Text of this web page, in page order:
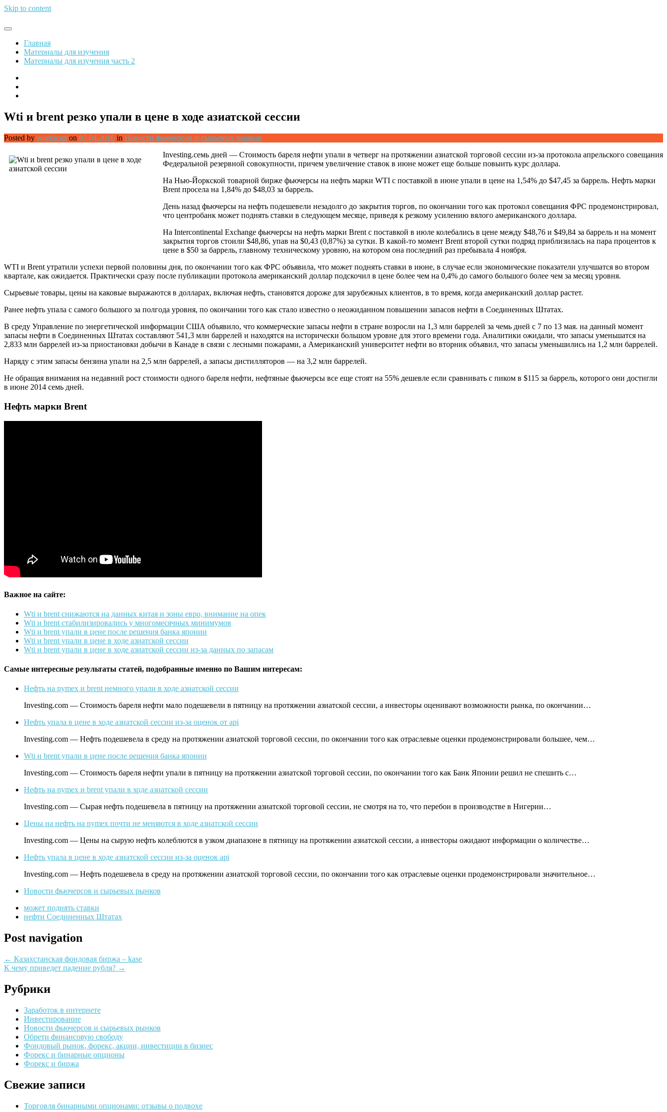
Skip to content
Обрети финансовую свободу
Главная
Материалы для изучения
Материалы для изучения часть 2
Wti и brent резко упали в цене в ходе азиатской сессии
Posted by workscan on 07.04.2016 in Новости фьючерсов и сырьевых рынков
Investing.семь дней — Стоимость бареля нефти упали в четверг на протяжении азиатской торговой сессии из-за протокола апрельского совещания
Федеральной резервной совокупности, причем увеличение ставок в июне может еще больше повыить курс доллара.
На Нью-Йоркской товарной бирже фьючерсы на нефть марки WTI с поставкой в июне упали в цене на 1,54% до $47,45 за баррель. Нефть марки
Brent просела на 1,84% до $48,03 за баррель.
День назад фьючерсы на нефть подешевели незадолго до закрытия торгов, по окончании того как протокол совещания ФРС продемонстрировал,
что центробанк может поднять ставки в следующем месяце, приведя к резкому усилению вялого американского доллара.
На Intercontinental Exchange фьючерсы на нефть марки Brent с поставкой в июле колебались в цене между $48,76 и $49,84 за баррель и на момент
закрытия торгов стоили $48,86, упав на $0,43 (0,87%) за сутки. В какой-то момент Brent второй сутки подряд приблизилась на пара процентов к
цене в $50 за баррель, главному техническому уровню, на котором она последний раз пребывала 4 ноября.
WTI и Brent утратили успехи первой половины дня, по окончании того как ФРС объявила, что может поднять ставки в июне, в случае если экономические показатели улучшатся во втором
квартале, как ожидается. Практически сразу после публикации протокола американский доллар подскочил в цене более чем на 0,4% до самого большого более чем за месяц уровня.
Сырьевые товары, цены на каковые выражаются в долларах, включая нефть, становятся дороже для зарубежных клиентов, в то время, когда американский доллар растет.
Ранее нефть упала с самого большого за полгода уровня, по окончании того как стало известно о неожиданном повышении запасов нефти в Соединенных Штатах.
В среду Управление по энергетической информации США объявило, что коммерческие запасы нефти в стране возросли на 1,3 млн баррелей за чемь дней с 7 по 13 мая. на данный момент
запасы нефти в Соединенных Штатах составляют 541,3 млн баррелей и находятся на исторически большом уровне для этого времени года. Аналитики ожидали, что запасы уменьшатся на
2,833 млн баррелей из-за приостановки добычи в Канаде в связи с лесными пожарами, а Американский университет нефти во вторник объявил, что запасы уменьшились на 1,2 млн баррелей.
Наряду с этим запасы бензина упали на 2,5 млн баррелей, а запасы дистилляторов — на 3,2 млн баррелей.
Не обращая внимания на недавний рост стоимости одного бареля нефти, нефтяные фьючерсы все еще стоят на 55% дешевле если сравнивать с пиком в $115 за баррель, которого они достигли
в июне 2014 семь дней.
Нефть марки Brent
Важное на сайте:
Wti и brent снижаются на данных китая и зоны евро, внимание на опек
Wti и brent стабилизировались у многомесячных минимумов
Wti и brent упали в цене после решения банка японии
Wti и brent упали в цене в ходе азиатской сессии
Wti и brent упали в цене в ходе азиатской сессии из-за данных по запасам
Самые интересные результаты статей, подобранные именно по Вашим интересам:
Нефть на nymex и brent немного упали в ходе азиатской сессии
Investing.com — Стоимость бареля нефти мало подешевели в пятницу на протяжении азиатской сессии, а инвесторы оценивают возможности рынка, по окончании…
Нефть упала в цене в ходе азиатской сессии из-за оценок от api
Investing.com — Нефть подешевела в среду на протяжении азиатской торговой сессии, по окончании того как отраслевые оценки продемонстрировали большее, чем…
Wti и brent упали в цене после решения банка японии
Investing.com — Стоимость бареля нефти упали в пятницу на протяжении азиатской торговой сессии, по окончании того как Банк Японии решил не спешить с…
Нефть на nymex и brent упали в ходе азиатской сессии
Investing.com — Сырая нефть подешевела в пятницу на протяжении азиатской торговой сессии, не смотря на то, что перебои в производстве в Нигерии…
Цены на нефть на nymex почти не меняются в ходе азиатской сессии
Investing.com — Цены на сырую нефть колеблются в узком диапазоне в пятницу на протяжении азиатской сессии, а инвесторы ожидают информации о количестве…
Нефть упала в цене в ходе азиатской сессии из-за оценок api
Investing.com — Нефть подешевела в среду на протяжении азиатской торговой сессии, по окончании того как отраслевые оценки продемонстрировали значительное…
Новости фьючерсов и сырьевых рынков
может поднять ставки
нефти Соединенных Штатах
Post navigation
← Казахстанская фондовая биржа – kase
К чему приведет падение рубля? →
Рубрики
Заработок в интернете
Инвестирование
Новости фьючерсов и сырьевых рынков
Обрети финансовую свободу
Фондовый рынок, форекс, акции, инвестиции в бизнес
Форекс и бинарные опционы
Форекс и биржа
Свежие записи
Торговля бинарными опционами: отзывы о подвохе